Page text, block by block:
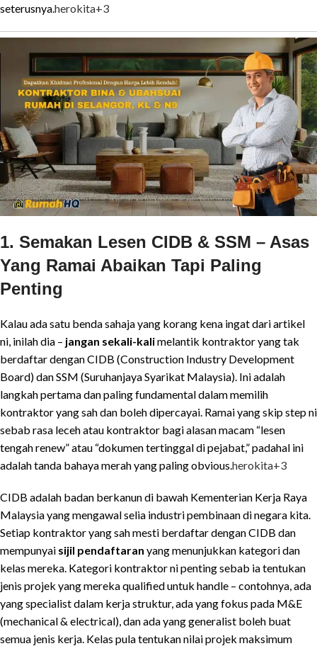
seterusnya.herokita+3
1. Semakan Lesen CIDB & SSM – Asas
Yang Ramai Abaikan Tapi Paling
Penting
Kalau ada satu benda sahaja yang korang kena ingat dari artikel
ni, inilah dia – jangan sekali-kalimelantik kontraktor yang tak
berdaftar dengan CIDB (Construction Industry Development
Board) dan SSM (Suruhanjaya Syarikat Malaysia). Ini adalah
langkah pertama dan paling fundamental dalam memilih
kontraktor yang sah dan boleh dipercayai. Ramai yang skip step ni
sebab rasa leceh atau kontraktor bagi alasan macam “lesen
tengah renew” atau “dokumen tertinggal di pejabat,” padahal ini
adalah tanda bahaya merah yang paling obvious. herokita+3
CIDB adalah badan berkanun di bawah Kementerian Kerja Raya
Malaysia yang mengawal selia industri pembinaan di negara kita.
Setiap kontraktor yang sah mesti berdaftar dengan CIDB dan
mempunyai sijil pendaftaran yang menunjukkan kategori dan
kelas mereka. Kategori kontraktor ni penting sebab ia tentukan
jenis projek yang mereka qualified untuk handle – contohnya, ada
yang specialist dalam kerja struktur, ada yang fokus pada M&E
(mechanical & electrical), dan ada yang generalist boleh buat
semua jenis kerja. Kelas pula tentukan nilai projek maksimum